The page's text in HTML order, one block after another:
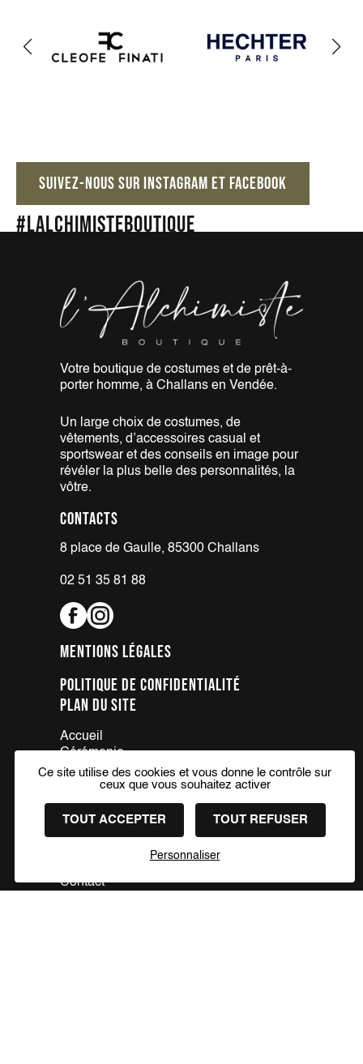
SUIVEZ-NOUS SUR INSTAGRAM ET FACEBOOK
#lalchimisteboutique
Votre boutique de costumes et de prêt-à-
porter homme, à Challans en Vendée.
Un large choix de costumes, de
vêtements, d’accessoires casual et
sportswear et des conseils en image pour
révéler la plus belle des personnalités, la
vôtre.
Contacts
8 place de Gaulle, 85300 Challans
02 51 35 81 88
Mentions légales
Politique de confidentialité
Plan du site
Accueil
Cérémonie
Casual
Business
Collections
À propos
Contact
Ce site utilise des cookies et vous donne le contrôle sur
ceux que vous souhaitez activer
TOUT ACCEPTER TOUT REFUSER
Personnaliser